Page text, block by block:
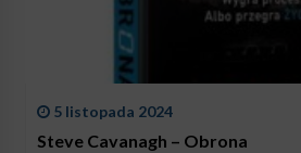
5 listopada 2024
Steve Cavanagh – Obrona